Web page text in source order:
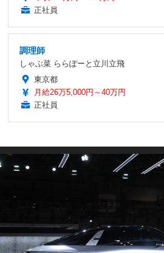
正社員
調理師
しゃぶ菜 ららぽーと立川立飛
東京都
月給26万5,000円～40万円
正社員